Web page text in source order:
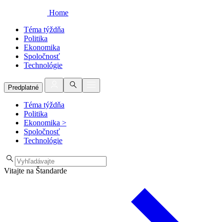
Home
Téma týždňa
Politika
Ekonomika
Spoločnosť
Technológie
Predplatné
Téma týždňa
Politika
Ekonomika >
Spoločnosť
Technológie
Vitajte na Štandarde